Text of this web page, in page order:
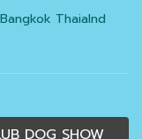
Thaialnd
DOG SHOW